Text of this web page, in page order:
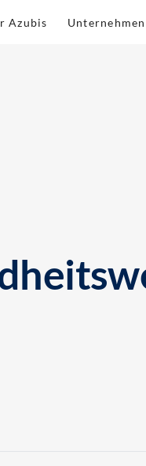
Azubis